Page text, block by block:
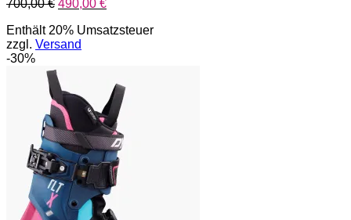
700,00€
war:
700,00 €
490,00 €
ist:
Enthält 20% Umsatzsteuer
zzgl. Versand
-30%